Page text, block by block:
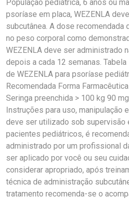
População pediátrica, 6 anos ou
psoríase em placa, WEZENLA
subcutânea. A dose recomendada
no peso corporal como
WEZENLA deve ser administrado
depois a cada 12 semanas.
de WEZENLA para psoríase
Recomendada Forma
Seringa preenchida > 100 kg 90
Instruções para uso, manipulação
deve ser utilizado sob supervisão
pacientes pediátricos, é
administrado por um profissional
ser aplicado por você ou seu
considerar apropriado, após
técnica de administração
tratamento recomenda-se o